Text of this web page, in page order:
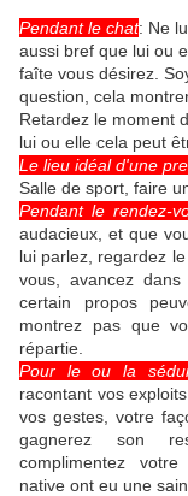
Pendant le chat: Ne
aussi bref que lui ou
faîte vous désirez.
question, cela
Retardez le moment
lui ou elle cela peut
Le lieu idéal d'une
Salle de sport, faire
Pendant le rendez-
audacieux, et que
lui parlez, regardez
vous, avancez
certain propos
montrez pas que
répartie.
Pour le ou la
racontant vos
vos gestes, votre
gagnerez son
complimentez
native ont eu une